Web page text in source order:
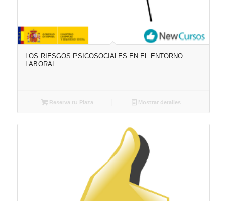
LOS RIESGOS PSICOSOCIALES EN EL ENTORNO
LABORAL
Reserva tu Plaza Mostrar detalles